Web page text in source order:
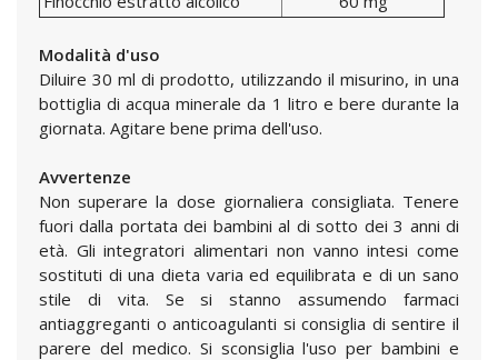
Modalità d'uso
Diluire 30 ml di prodotto, utilizzando il misurino, in una
bottiglia di acqua minerale da 1 litro e bere durante la
giornata. Agitare bene prima dell'uso.
Avvertenze
Non superare la dose giornaliera consigliata. Tenere
fuori dalla portata dei bambini al di sotto dei 3 anni di
età. Gli integratori alimentari non vanno intesi come
sostituti di una dieta varia ed equilibrata e di un sano
stile di vita. Se si stanno assumendo farmaci
antiaggreganti o anticoagulanti si consiglia di sentire il
parere del medico. Si sconsiglia l'uso per bambini e